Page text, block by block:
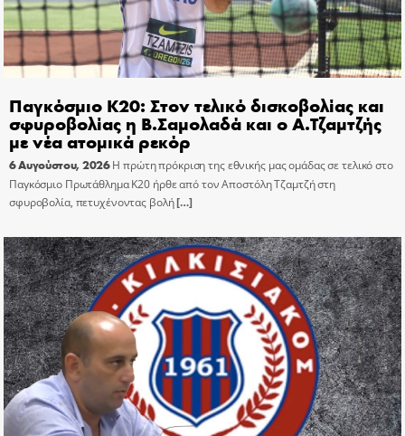
Παγκόσμιο Κ20: Στον τελικό δισκοβολίας και
σφυροβολίας η Β.Σαμολαδά και ο Α.Τζαμτζής
με νέα ατομικά ρεκόρ
6 Αυγούστου, 2026 Η πρώτη πρόκριση της εθνικής μας ομάδας σε τελικό στο
Παγκόσμιο Πρωτάθλημα Κ20 ήρθε από τον Αποστόλη Τζαμτζή στη
σφυροβολία, πετυχένοντας βολή[…]